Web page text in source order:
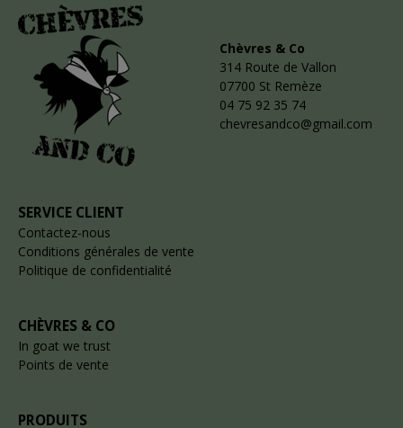
Chèvres & Co
314 Route de Vallon
07700 St Remèze
04 75 92 35 74
chevresandco@gmail.com
SERVICE CLIENT
Contactez-nous
Conditions générales de vente
Politique de confidentialité
CHÈVRES & CO
In goat we trust
Points de vente
PRODUITS